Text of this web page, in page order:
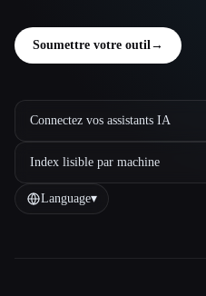
Soumettre votre outil→
Connectez vos assistants IA
Index lisible par machine
Language▾